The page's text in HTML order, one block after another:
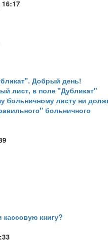
16:17
Добрый день!
лист, в поле "Дубликат"
больничному листу ни
больничного
книгу?